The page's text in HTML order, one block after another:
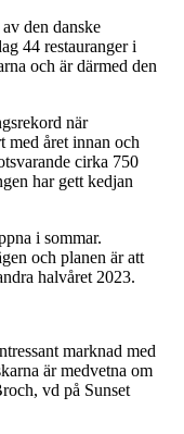
den danske
44 restauranger i
och är därmed den
när
med året innan och
cirka 750
har gett kedjan
i sommar.
och planen är att
halvåret 2023.
marknad med
är medvetna om
vd på Sunset